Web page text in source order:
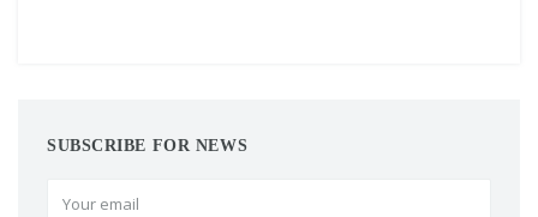
SUBSCRIBE FOR NEWS